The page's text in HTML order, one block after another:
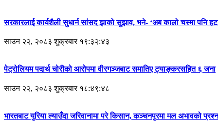
सरकारलाई कार्यशैली सुधार्न सांसद झाको सुझाव, भने- ‘अब कालो चस्मा पनि
साउन २२, २०८३ शुक्रबार १९:३२:४३
पेट्रोलियम पदार्थ चोरीको आरोपमा वीरगञ्जबाट समातिए ट्याङ्करसहित ६ जना
साउन २२, २०८३ शुक्रबार १८:४९:४८
भारतबाट युरिया ल्याउँदा जरिवानामा परे किसान, कञ्चनपुरमा मल अभावको